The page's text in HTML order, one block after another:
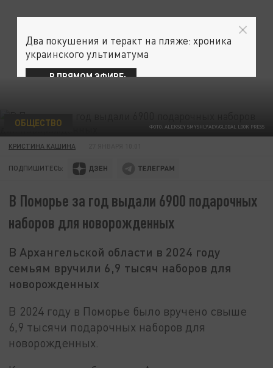
ФОТО: ALEKSEY SMYSHLYAEV/GLOBAL LOOK PRESS
ОБЩЕСТВО
КРИСТИНА КАШИНА
ПОДПИШИТЕСЬ:
В Поморье за год выдали 6900 подарочных
наборов для новорожденных
В Архангельской области в 2024 году
семьям вручили 6,9 тысяч наборов для
новорожденных
В 2024 году в Поморье было вручено свыше
6,9 тысячи подарочных наборов для
новорожденных.
Два покушения и теракт на пляже: хроника
украинского ультиматума
В ПРЯМОМ ЭФИРЕ: